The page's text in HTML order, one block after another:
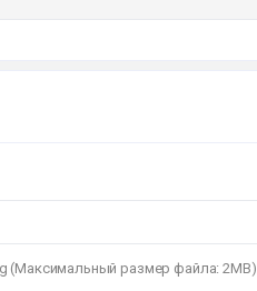
(Максимальный размер файла: 2MB)